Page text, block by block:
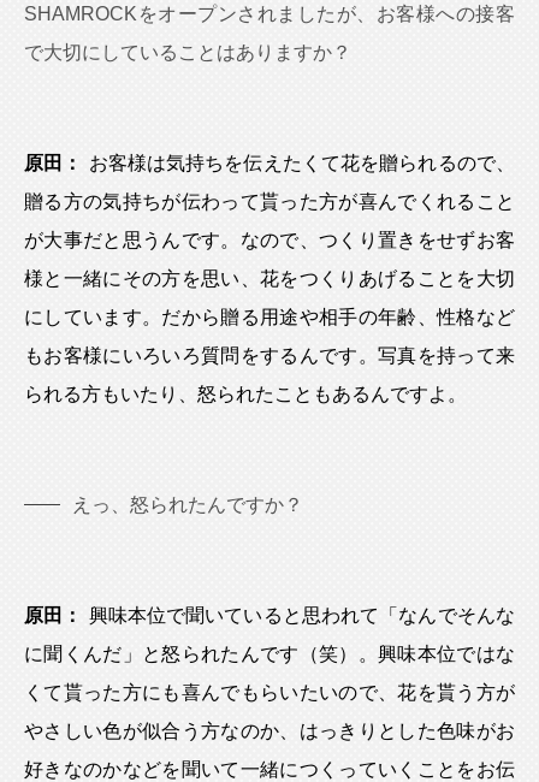
SHAMROCKをオープンされましたが、お客様への接客
で大切にしていることはありますか？
原田：
お客様は気持ちを伝えたくて花を贈られるので、
贈る方の気持ちが伝わって貰った方が喜んでくれること
が大事だと思うんです。なので、つくり置きをせずお客
様と一緒にその方を思い、花をつくりあげることを大切
にしています。だから贈る用途や相手の年齢、性格など
もお客様にいろいろ質問をするんです。写真を持って来
られる方もいたり、怒られたこともあるんですよ。
えっ、怒られたんですか？
原田：
興味本位で聞いていると思われて「なんでそんな
に聞くんだ」と怒られたんです（笑）。興味本位ではな
くて貰った方にも喜んでもらいたいので、花を貰う方が
やさしい色が似合う方なのか、はっきりとした色味がお
好きなのかなどを聞いて一緒につくっていくことをお伝